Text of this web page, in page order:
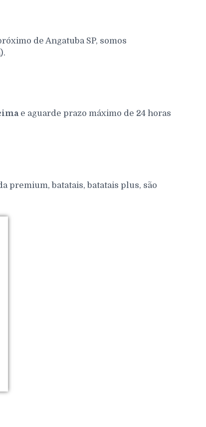
de Angatuba SP, somos
e aguarde prazo máximo de 24 horas
premium, batatais, batatais plus, são